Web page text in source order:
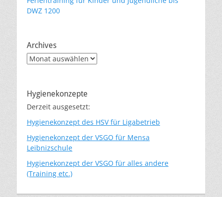
DWZ 1200
Archives
Archives
Hygienekonzepte
Derzeit ausgesetzt:
Hygienekonzept des HSV für Ligabetrieb
Hygienekonzept der VSGO für Mensa
Leibnizschule
Hygienekonzept der VSGO für alles andere
(Training etc.)